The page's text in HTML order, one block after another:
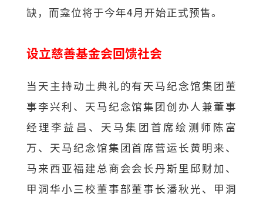
缺，而龛位将于今年4月开始正式预售。
设立慈善基金会回馈社会
当天主持动土典礼的有天马纪念馆集团董
事李兴利、天马纪念馆集团创办人兼董事
经理李益昌、天马集团首席绘测师陈富
万、天马纪念馆集团首席营运长黄明来、
马来西亚福建总商会会长丹斯里邱财加、
甲洞华小三校董事部董事长潘秋光、甲洞